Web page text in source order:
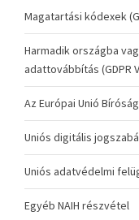
Magatartási kódexek
Harmadik országba
adattovábbítás (GDPR
Az Európai Unió
Uniós digitális
Uniós adatvédelmi
Egyéb NAIH részvétel